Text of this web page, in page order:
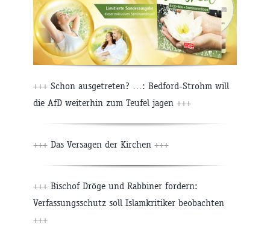
+++ Schon ausgetreten? …: Bedford-Strohm will
die AfD weiterhin zum Teufel jagen +++
+++ Das Versagen der Kirchen +++
+++ Bischof Dröge und Rabbiner fordern:
Verfassungsschutz soll Islamkritiker beobachten
+++